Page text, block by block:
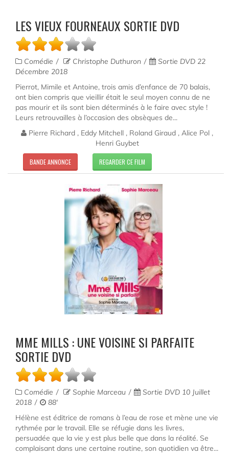
LES VIEUX FOURNEAUX SORTIE DVD
Comédie Christophe Duthuron
Sortie DVD 22
Décembre 2018
Pierrot, Mimile et Antoine, trois amis d’enfance de 70 balais,
ont bien compris que vieillir était le seul moyen connu de ne
pas mourir et ils sont bien déterminés à le faire avec style !
Leurs retrouvailles à l’occasion des obsèques de...
Pierre Richard , Eddy Mitchell , Roland Giraud , Alice Pol ,
Henri Guybet
BANDE ANNONCE REGARDER CE FILM
MME MILLS : UNE VOISINE SI PARFAITE
SORTIE DVD
Comédie Sophie Marceau
Sortie DVD 10 Juillet
2018
88'
Hélène est éditrice de romans à l’eau de rose et mène une vie
rythmée par le travail. Elle se réfugie dans les livres,
persuadée que la vie y est plus belle que dans la réalité. Se
complaisant dans une certaine routine, son quotidien va être...